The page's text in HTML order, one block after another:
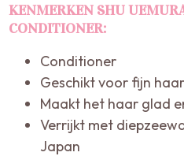
KENMERKEN SHU
CONDITIONER:
Conditioner
Geschikt voor fijn haar
Maakt het haar glad
Verrijkt met
Japan